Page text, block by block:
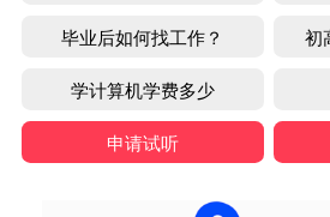
毕业后如何找工作？ 初
学计算机学费多少
申请试听